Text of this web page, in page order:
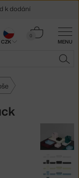
MENU
0
Košík
k dodání
CZK